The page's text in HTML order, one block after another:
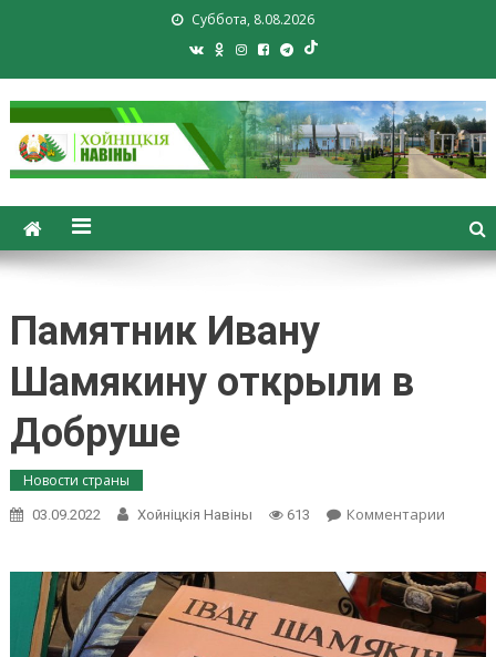
Суббота, 8.08.2026
Хойники. Хойнiцкiя навiны.
Новости Хойник. Районная
Памятник Ивану
Шамякину открыли в
Добруше
Новости страны
03.09.2022 Хойнiцкiя Навiны 613 Комментарииon
в